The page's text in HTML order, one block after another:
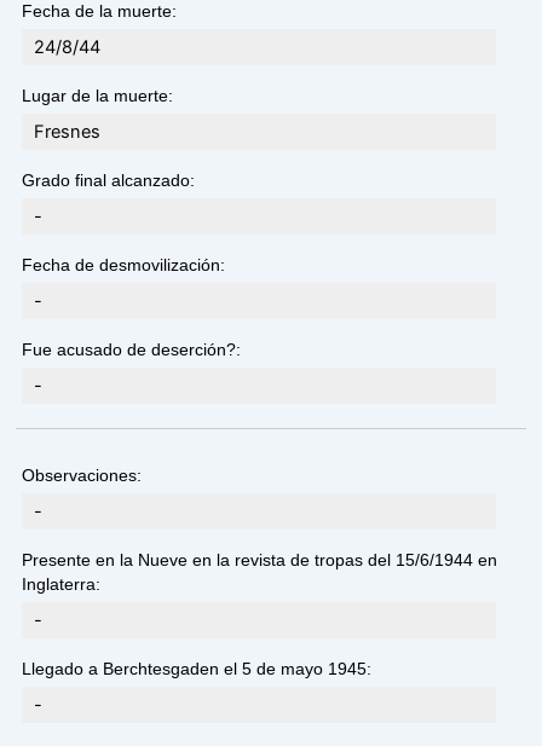
Fecha de la muerte:
24/8/44
Lugar de la muerte:
Fresnes
Grado final alcanzado:
-
Fecha de desmovilización:
-
Fue acusado de deserción?:
-
Observaciones:
-
Presente en la Nueve en la revista de tropas del 15/6/1944 en
Inglaterra:
-
Llegado a Berchtesgaden el 5 de mayo 1945:
-